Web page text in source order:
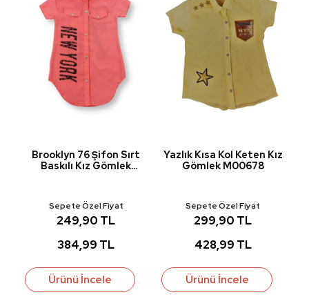
Brooklyn 76 Şifon Sırt
Baskılı Kız Gömlek
Sepete Özel Fiyat
249,90 TL
384,99 TL
Ürünü İncele
Yazlık Kısa Kol Keten Kız
Gömlek M00678
Sepete Özel Fiyat
299,90 TL
428,99 TL
Ürünü İncele